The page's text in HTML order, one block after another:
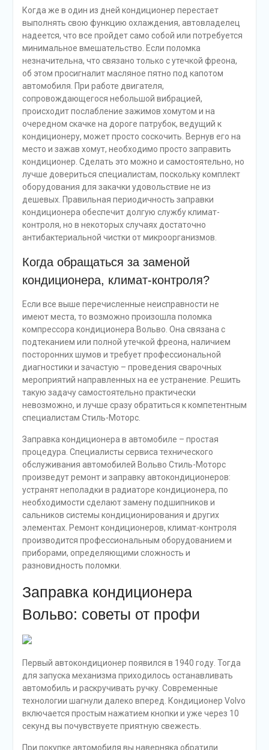
Когда же в один из дней кондиционер перестает
выполнять свою функцию охлаждения, автовладелец
надеется, что все пройдет само собой или потребуется
минимальное вмешательство. Если поломка
незначительна, что связано только с утечкой фреона,
об этом просигналит масляное пятно под капотом
автомобиля. При работе двигателя,
сопровождающегося небольшой вибрацией,
происходит послабление зажимов хомутом и на
очередном скачке на дороге патрубок, ведущий к
кондиционеру, может просто соскочить. Вернув его на
место и зажав хомут, необходимо просто заправить
кондиционер. Сделать это можно и самостоятельно, но
лучше довериться специалистам, поскольку комплект
оборудования для закачки удовольствие не из
дешевых. Правильная периодичность заправки
кондиционера обеспечит долгую службу климат-
контроля, но в некоторых случаях достаточно
антибактериальной чистки от микроорганизмов.
Когда обращаться за заменой
кондиционера, климат-контроля?
Если все выше перечисленные неисправности не
имеют места, то возможно произошла поломка
компрессора кондиционера Вольво. Она связана с
подтеканием или полной утечкой фреона, наличием
посторонних шумов и требует профессиональной
диагностики и зачастую – проведения сварочных
мероприятий направленных на ее устранение. Решить
такую задачу самостоятельно практически
невозможно, и лучше сразу обратиться к компетентным
специалистам Стиль-Моторс.
Заправка кондиционера в автомобиле – простая
процедура. Специалисты сервиса технического
обслуживания автомобилей Вольво Стиль-Моторс
произведут ремонт и заправку автокондиционеров:
устранят неполадки в радиаторе кондиционера, по
необходимости сделают замену подшипников и
сальников системы кондиционирования и других
элементах. Ремонт кондиционеров, климат-контроля
производится профессиональным оборудованием и
приборами, определяющими сложность и
разновидность поломки.
Заправка кондиционера
Вольво: советы от профи
Первый автокондиционер появился в 1940 году. Тогда
для запуска механизма приходилось останавливать
автомобиль и раскручивать ручку. Современные
технологии шагнули далеко вперед. Кондиционер Volvo
включается простым нажатием кнопки и уже через 10
секунд вы почувствуете приятную свежесть.
При покупке автомобиля вы наверняка обратили